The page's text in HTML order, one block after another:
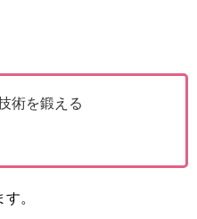
術を鍛える
。